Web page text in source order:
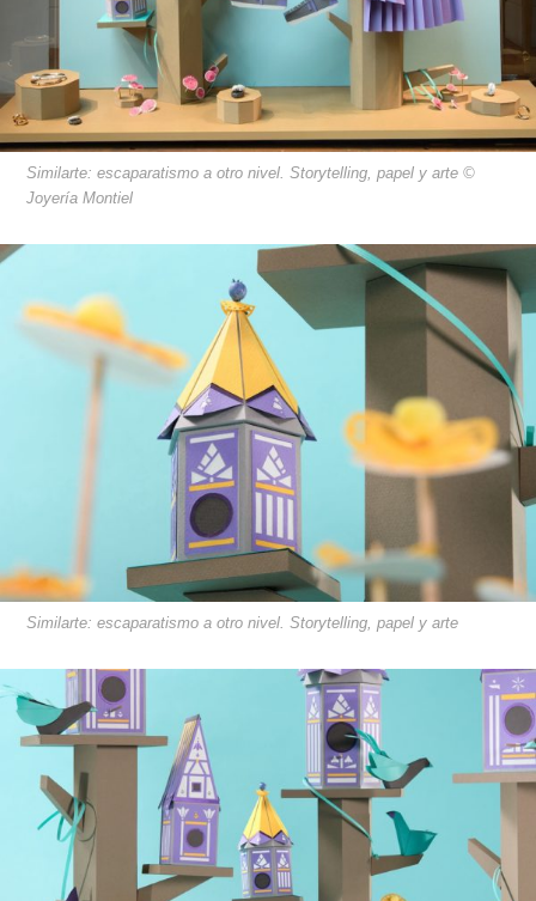
Similarte: escaparatismo a otro nivel. Storytelling, papel y arte ©
Joyería Montiel
Similarte: escaparatismo a otro nivel. Storytelling, papel y arte